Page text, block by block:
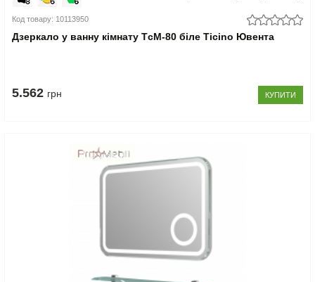
Код товару: 10113950
Дзеркало у ванну кімнату TсM-80 біле Ticino Ювента
5.562 грн КУПИТИ